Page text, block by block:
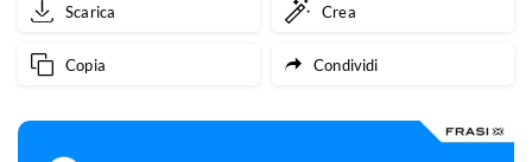
Scarica Crea
Copia Condividi